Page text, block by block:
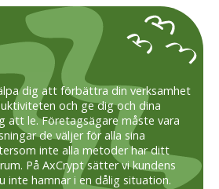
dig att förbättra din verksamhet
och ge dig och dina
att le. Företagsägare måste vara
de väljer för alla sina
inte alla metoder har ditt
På AxCrypt sätter vi kundens
inte hamnar i en dålig situation.